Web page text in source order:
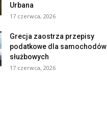
Urbana
17 czerwca, 2026
Grecja zaostrza przepisy
podatkowe dla samochodów
służbowych
17 czerwca, 2026